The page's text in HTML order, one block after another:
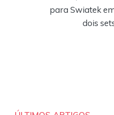
para Swiatek
dois